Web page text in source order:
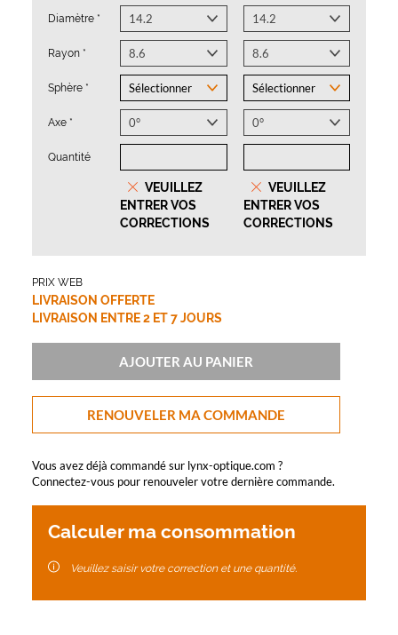
l’option
Diamètre *
Rayon *
Sphère *
Axe *
Quantité
VEUILLEZ
ENTRER VOS
CORRECTIONS
VEUILLEZ
ENTRER VOS
CORRECTIONS
PRIX WEB
LIVRAISON OFFERTE
LIVRAISON ENTRE 2 ET 7 JOURS
AJOUTER AU PANIER
RENOUVELER MA COMMANDE
Vous avez déjà commandé sur lynx-optique.com ?
Connectez-vous pour renouveler votre dernière commande.
Calculer ma consommation
Veuillez saisir votre correction et une quantité.